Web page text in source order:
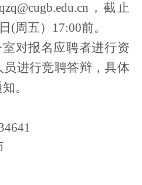
，截止
(周五）17:00前。
对报名应聘者进行资
进行竞聘答辩，具体
。